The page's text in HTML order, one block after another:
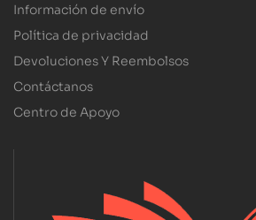
Información de envío
Política de privacidad
Devoluciones Y Reembolsos
Contáctanos
Centro de Apoyo